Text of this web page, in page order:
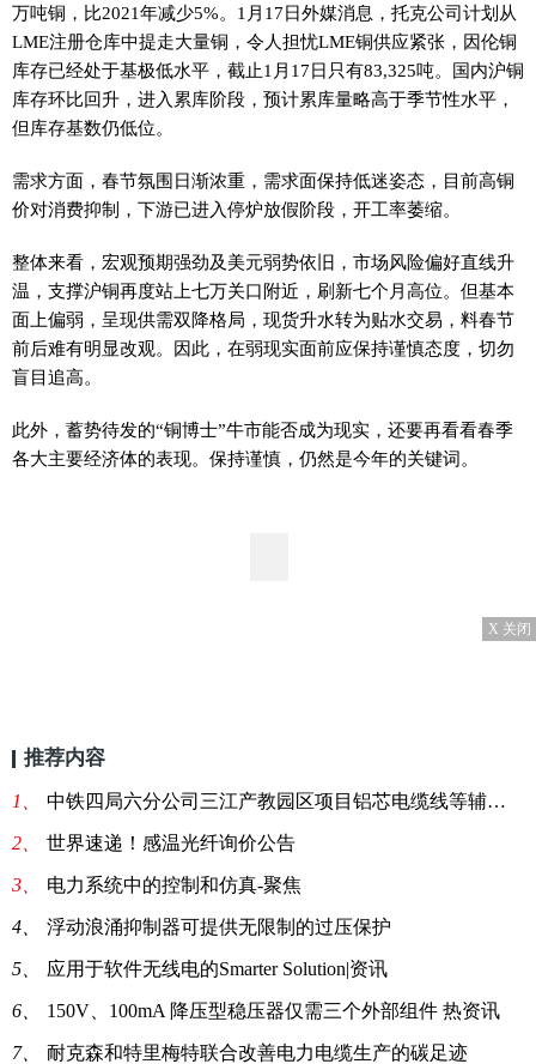
万吨铜，比2021年减少5%。1月17日外媒消息，托克公司计划从
LME注册仓库中提走大量铜，令人担忧LME铜供应紧张，因伦铜
库存已经处于基极低水平，截止1月17日只有83,325吨。国内沪铜
库存环比回升，进入累库阶段，预计累库量略高于季节性水平，
但库存基数仍低位。
需求方面，春节氛围日渐浓重，需求面保持低迷姿态，目前高铜
价对消费抑制，下游已进入停炉放假阶段，开工率萎缩。
整体来看，宏观预期强劲及美元弱势依旧，市场风险偏好直线升
温，支撑沪铜再度站上七万关口附近，刷新七个月高位。但基本
面上偏弱，呈现供需双降格局，现货升水转为贴水交易，料春节
前后难有明显改观。因此，在弱现实面前应保持谨慎态度，切勿
盲目追高。
此外，蓄势待发的“铜博士”牛市能否成为现实，还要再看看春季
各大主要经济体的表现。保持谨慎，仍然是今年的关键词。
X 关闭
推荐内容
1、 中铁四局六分公司三江产教园区项目铝芯电缆线等辅材采购
2、 世界速递！感温光纤询价公告
3、 电力系统中的控制和仿真-聚焦
4、 浮动浪涌抑制器可提供无限制的过压保护
5、 应用于软件无线电的Smarter Solution|资讯
6、 150V、100mA 降压型稳压器仅需三个外部组件 热资讯
7、 耐克森和特里梅特联合改善电力电缆生产的碳足迹